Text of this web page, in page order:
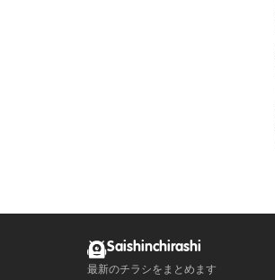
Saishinchirashi
最新のチラシをまとめます